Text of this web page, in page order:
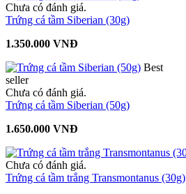
Chưa có đánh giá.
Trứng cá tầm Siberian (30g)
1.350.000 VNĐ
Best
seller
Chưa có đánh giá.
Trứng cá tầm Siberian (50g)
1.650.000 VNĐ
Chưa có đánh giá.
Trứng cá tầm trắng Transmontanus (30g)